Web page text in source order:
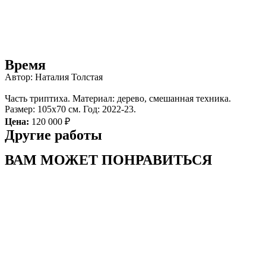
Время
Автор: Наталия Толстая
Часть триптиха. Материал: дерево, смешанная техника.
Размер: 105х70 см. Год: 2022-23.
Цена: 120 000 ₽
Другие работы
ВАМ МОЖЕТ ПОНРАВИТЬСЯ